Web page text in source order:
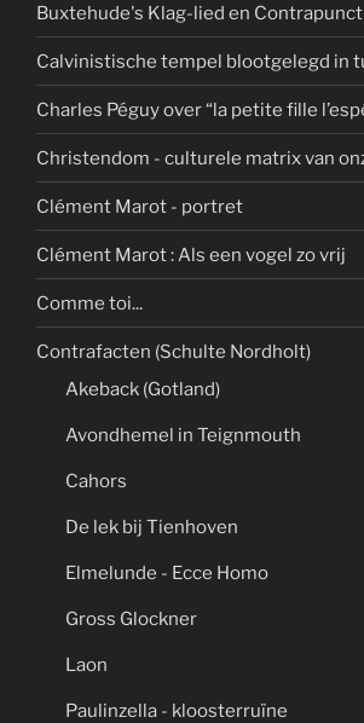
Buxtehude's Klag-lied en
Calvinistische tempel blootgelegd in
Charles Péguy over “la petite fille
Christendom - culturele matrix van
Clément Marot - portret
Clément Marot : Als een vogel zo vrij
Comme toi...
Contrafacten (Schulte Nordholt)
Akeback (Gotland)
Avondhemel in Teignmouth
Cahors
De lek bij Tienhoven
Elmelunde - Ecce Homo
Gross Glockner
Laon
Paulinzella - kloosterruïne